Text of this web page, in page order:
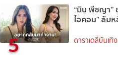
5
“มิน พีชญา”
ไอคอน” ลับ
ดาราเดลี่บันเทิง